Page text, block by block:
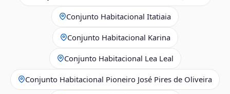
Conjunto Habitacional Itatiaia
Conjunto Habitacional Karina
Conjunto Habitacional Lea Leal
Conjunto Habitacional Pioneiro José Pires de Oliveira